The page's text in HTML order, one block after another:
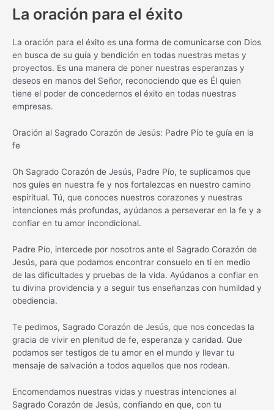
La oración para el éxito
La oración para el éxito es una forma de comunicarse con Dios
en busca de su guía y bendición en todas nuestras metas y
proyectos. Es una manera de poner nuestras esperanzas y
deseos en manos del Señor, reconociendo que es Él quien
tiene el poder de concedernos el éxito en todas nuestras
empresas.
Oración al Sagrado Corazón de Jesús: Padre Pío te guía en la
fe
Oh Sagrado Corazón de Jesús, Padre Pío, te suplicamos que
nos guíes en nuestra fe y nos fortalezcas en nuestro camino
espiritual. Tú, que conoces nuestros corazones y nuestras
intenciones más profundas, ayúdanos a perseverar en la fe y a
confiar en tu amor incondicional.
Padre Pío, intercede por nosotros ante el Sagrado Corazón de
Jesús, para que podamos encontrar consuelo en ti en medio
de las dificultades y pruebas de la vida. Ayúdanos a confiar en
tu divina providencia y a seguir tus enseñanzas con humildad y
obediencia.
Te pedimos, Sagrado Corazón de Jesús, que nos concedas la
gracia de vivir en plenitud de fe, esperanza y caridad. Que
podamos ser testigos de tu amor en el mundo y llevar tu
mensaje de salvación a todos aquellos que nos rodean.
Encomendamos nuestras vidas y nuestras intenciones al
Sagrado Corazón de Jesús, confiando en que, con tu